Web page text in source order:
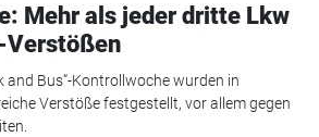
Mehr als jeder dritte Lkw
and Bus“-Kontrollwoche wurden in
Verstöße festgestellt, vor allem gegen